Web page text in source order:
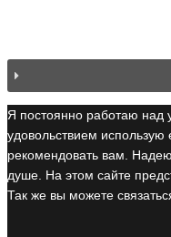
Я постоянно работаю над
удовольствием
рекомендовать вам.
душе. На этом сайте
Так же вы можете